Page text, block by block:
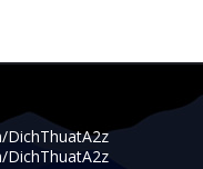
DichThuatA2z
DichThuatA2z